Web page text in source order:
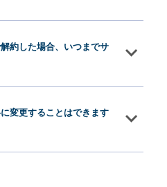
約した場合、いつまでサ
変更することはできます